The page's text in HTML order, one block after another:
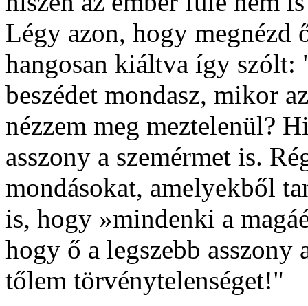
Légy azon, hogy megnézd
hangosan kiáltva így
beszédet mondasz, mikor
nézzem meg meztelenül?
asszony a szemérmet is.
mondásokat, amelyekből
is, hogy »mindenki a
hogy ő a legszebb
tőlem törvénytelenséget!"